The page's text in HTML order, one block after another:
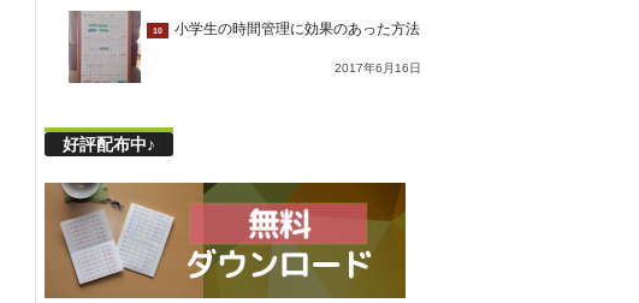
10 小学生の時間管理に効果のあった方法
2017年6月16日
好評配布中♪